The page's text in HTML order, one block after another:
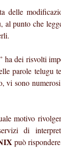
delle
al punto che
ha dei risvolti
parole telugu
vi sono
motivo
di
può